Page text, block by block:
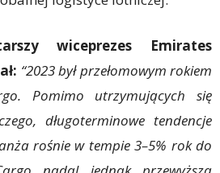
wiceprezes Emirates
“2023 był przełomowym rokiem
Pomimo utrzymujących się
długoterminowe tendencje
rośnie w tempie 3–5% rok do